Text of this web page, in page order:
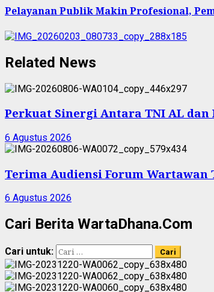
Pelayanan Publik Makin Profesional,
Related News
Perkuat Sinergi Antara TNI AL
6 Agustus 2026
Terima Audiensi Forum Wartawan
6 Agustus 2026
Cari Berita WartaDhana.Com
Cari untuk: